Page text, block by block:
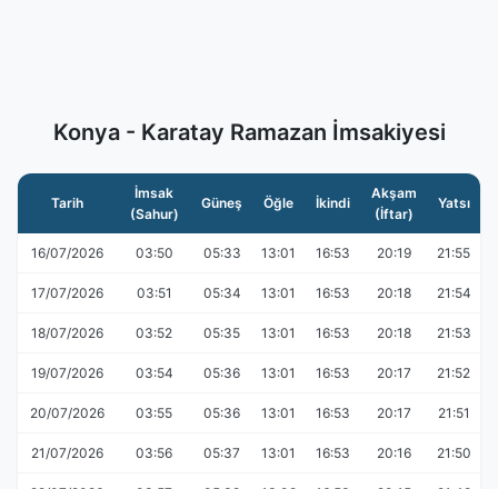
Konya - Karatay Ramazan İmsakiyesi
Tarih
İmsak
(Sahur)
Güneş Öğle İkindi
Akşam
(İftar)
Yatsı
16/07/2026 03:50 05:33 13:01 16:53 20:19 21:55
17/07/2026 03:51 05:34 13:01 16:53 20:18 21:54
18/07/2026 03:52 05:35 13:01 16:53 20:18 21:53
19/07/2026 03:54 05:36 13:01 16:53 20:17 21:52
20/07/2026 03:55 05:36 13:01 16:53 20:17 21:51
21/07/2026 03:56 05:37 13:01 16:53 20:16 21:50